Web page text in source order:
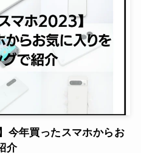
今年買ったスマホからお
介